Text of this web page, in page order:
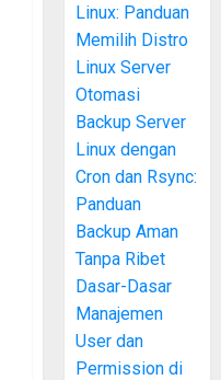
Linux: Panduan
Memilih Distro
Linux Server
Otomasi
Backup Server
Linux dengan
Cron dan Rsync:
Panduan
Backup Aman
Tanpa Ribet
Dasar-Dasar
Manajemen
User dan
Permission di